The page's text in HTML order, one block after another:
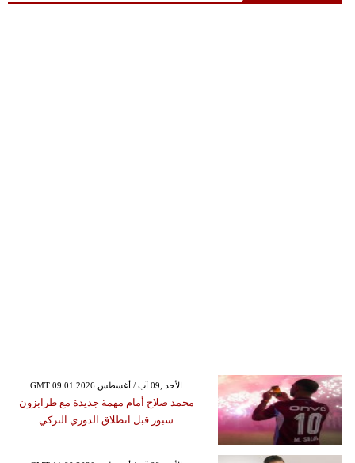
GMT 09:01 2026 الأحد ,09 آب / أغسطس
محمد صلاح أمام مهمة جديدة مع طرابزون
سبور قبل انطلاق الدوري التركي